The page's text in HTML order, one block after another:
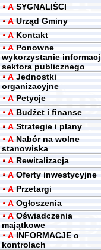
A SYGNALIŚCI
A Urząd Gminy
A Kontakt
A Ponowne
wykorzystanie
sektora publicznego
A Jednostki
organizacyjne
A Petycje
A Budżet i finanse
A Strategie i plany
A Nabór na wolne
stanowiska
A Rewitalizacja
A Oferty inwestycyjne
A Przetargi
A Ogłoszenia
A Oświadczenia
majątkowe
A INFORMACJE o
kontrolach